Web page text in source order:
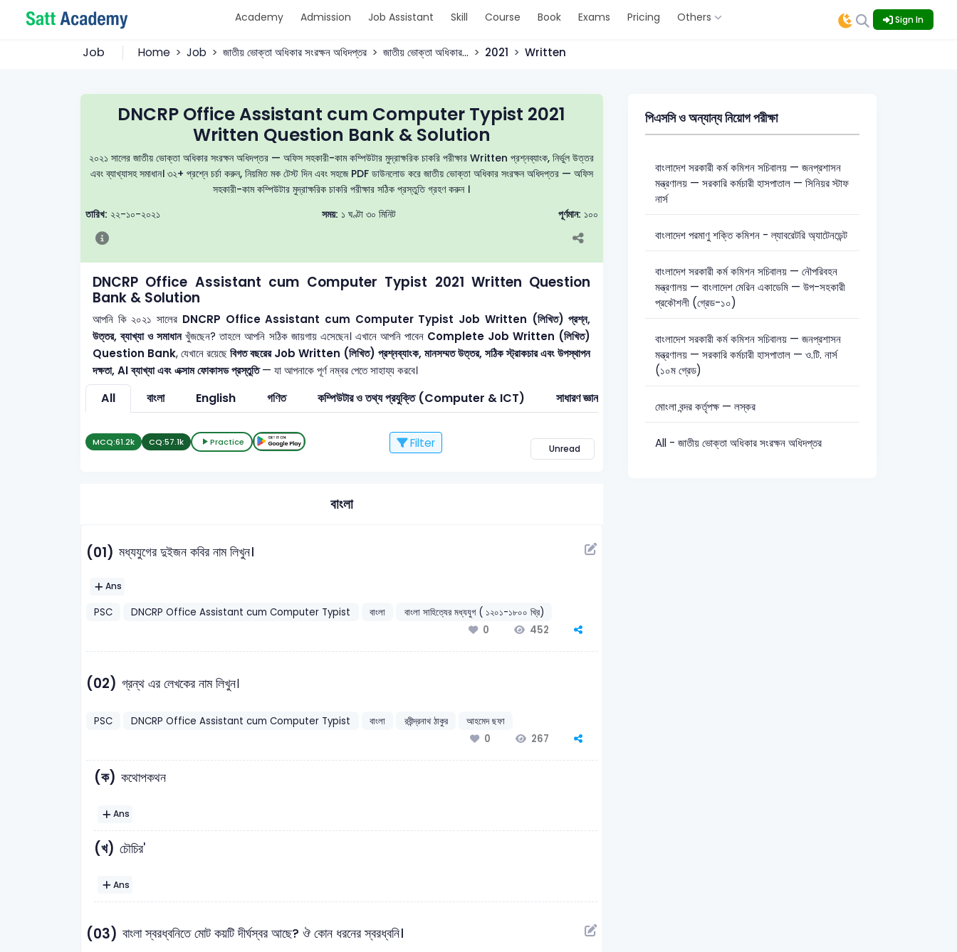
Academy Admission Job Assistant Skill Course Book Exams Pricing Others Sign In
Job Home Job জাতীয় ভোক্তা অধিকার সংরক্ষন অধিদপ্তর জাতীয় ভোক্তা অধিকার... 2021 Written
DNCRP Office Assistant cum Computer Typist 2021
Written Question Bank & Solution
২০২১ সালের জাতীয় ভোক্তা অধিকার সংরক্ষন অধিদপ্তর — অফিস সহকারী-কাম কম্পিউটার মুদ্রাক্ষরিক চাকরি পরীক্ষার Written প্রশ্নব্যাংক, নির্ভুল উত্তর
এবং ব্যাখ্যাসহ সমাধান। ৩২+ প্রশ্নে চর্চা করুন, নিয়মিত মক টেস্ট দিন এবং সহজে PDF ডাউনলোড করে জাতীয় ভোক্তা অধিকার সংরক্ষন অধিদপ্তর — অফিস
সহকারী-কাম কম্পিউটার মুদ্রাক্ষরিক চাকরি পরীক্ষার সঠিক প্রস্তুতি গ্রহণ করুন ।
তারিখ: ২২-১০-২০২১ সময়: ১ ঘণ্টা ৩০ মিনিট পূর্ণমান: ১০০
DNCRP Office Assistant cum Computer Typist 2021 Written Question
Bank & Solution
আপনি কি ২০২১ সালের DNCRP Office Assistant cum Computer Typist Job Written (লিখিত) প্রশ্ন,
উত্তর, ব্যাখ্যা ও সমাধানখুঁজছেন? তাহলে আপনি সঠিক জায়গায় এসেছেন। এখানে আপনি পাবেন Complete Job Written (লিখিত)
Question Bank, যেখানে রয়েছেবিগত বছরের Job Written (লিখিত) প্রশ্নব্যাংক, মানসম্মত উত্তর, সঠিক স্ট্রাকচার এবং উপস্থাপন
দক্ষতা, AI ব্যাখ্যা এবং এক্সাম ফোকাসড প্রস্তুতি— যা আপনাকে পূর্ণ নম্বর পেতে সাহায্য করবে।
All বাংলা English গণিত কম্পিউটার ও তথ্য প্রযুক্তি (Computer & ICT) সাধারণ জ্ঞান
MCQ:61.2k CQ:57.1k Practice Filter Unread
বাংলা
(01) মধ্যযুগের দুইজন কবির নাম লিখুন।
Ans
PSC DNCRP Office Assistant cum Computer Typist বাংলা
বাংলা সাহিত্যের মধ্যযুগ ( ১২০১-১৮০০ খ্রি)
0
452
(02) গ্রন্থ এর লেখকের নাম লিখুন।
PSC DNCRP Office Assistant cum Computer Typist বাংলা রবীন্দ্রনাথ ঠাকুর
আহমেদ ছফা
0
267
(ক) কথোপকথন
Ans
(খ) চৌচির'
Ans
(03) বাংলা স্বরধ্বনিতে মোট কয়টি দীর্ঘস্বর আছে? ঔ কোন ধরনের স্বরধ্বনি।
পিএসসি ও অন্যান্য নিয়োগ পরীক্ষা
বাংলাদেশ সরকারী কর্ম কমিশন সচিবালয় — জনপ্রশাসন
মন্ত্রণালয় — সরকারি কর্মচারী হাসপাতাল — সিনিয়র স্টাফ
নার্স
বাংলাদেশ পরমাণু শক্তি কমিশন - ল্যাবরেটরি অ্যাটেনডেন্ট
বাংলাদেশ সরকারী কর্ম কমিশন সচিবালয় — নৌপরিবহন
মন্ত্রণালয় — বাংলাদেশ মেরিন একাডেমি — উপ-সহকারী
প্রকৌশলী (গ্রেড-১০)
বাংলাদেশ সরকারী কর্ম কমিশন সচিবালয় — জনপ্রশাসন
মন্ত্রণালয় — সরকারি কর্মচারী হাসপাতাল — ও.টি. নার্স
(১০ম গ্রেড)
মোংলা বন্দর কর্তৃপক্ষ — লস্কর
All - জাতীয় ভোক্তা অধিকার সংরক্ষন অধিদপ্তর